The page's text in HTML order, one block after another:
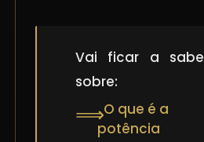
Vai ficar a
sobre:
⟹O que é a
potência